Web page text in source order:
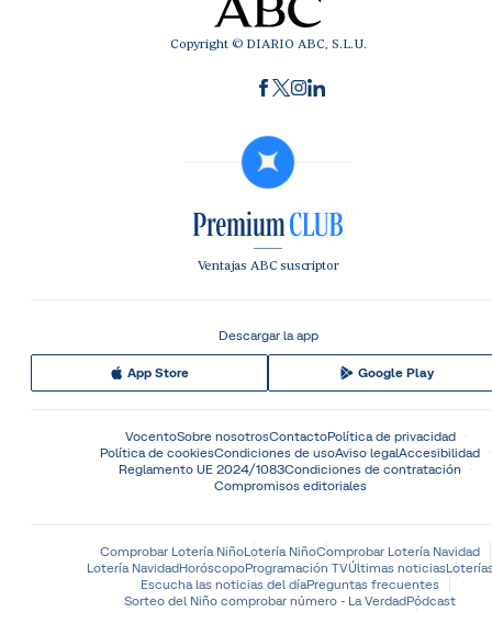
Copyright © DIARIO ABC, S.L.U.
Ventajas ABC suscriptor
Descargar la app
App Store Google Play
VocentoSobre nosotrosContactoPolítica de privacidad
Política de cookiesCondiciones de usoAviso legalAccesibilidad
Reglamento UE 2024/1083Condiciones de contratación
Compromisos editoriales
Comprobar Lotería NiñoLotería NiñoComprobar Lotería Navidad
Lotería NavidadHoróscopoProgramación TVÚltimas noticias
Escucha las noticias del díaPreguntas frecuentes
Sorteo del Niño comprobar número - La VerdadPódcast